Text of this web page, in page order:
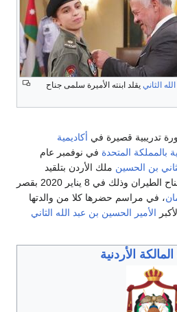
الثاني يقلد ابنته الأميرة سلمى جناح
تدريبية قصيرة في أكاديمية
بالمملكة المتحدة في نوفمبر عام
بن الحسين ملك الأردن بتلقيد
الأميرة سلمى بنت عبد الله جناح الطيران وذلك في 8 يناير 2020 بقصر
، في مراسم حضرها كلا من والدتها
الأمير الحسين بن عبد الله الثاني
المالكة الأردنية